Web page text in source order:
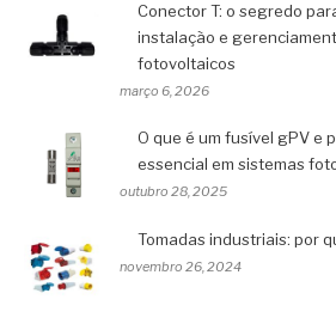
Conector T: o segredo
instalação e
fotovoltaicos
março 6, 2026
O que é um fusível gPV e
essencial em sistemas
outubro 28, 2025
Tomadas industriais: por
novembro 26, 2024